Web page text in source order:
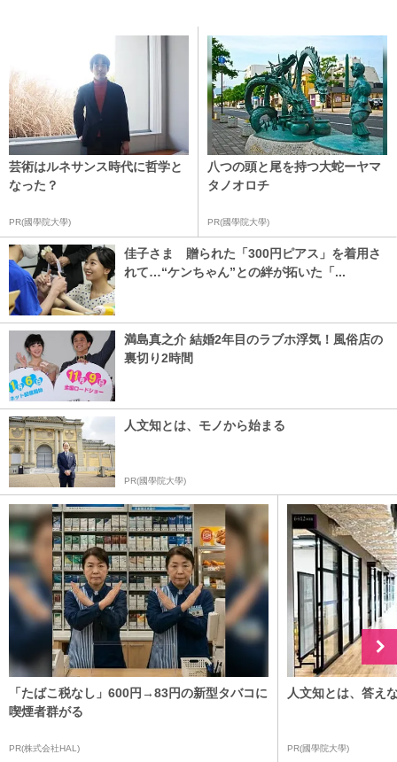
芸術はルネサンス時代に哲学と
なった？
PR(國學院大學)
八つの頭と尾を持つ大蛇ーヤマ
タノオロチ
PR(國學院大學)
佳子さま 贈られた「300円ピアス」を着用さ
れて…“ケンちゃん”との絆が拓いた「...
満島真之介 結婚2年目のラブホ浮気！風俗店の
裏切り2時間
人文知とは、モノから始まる
PR(國學院大學)
「たばこ税なし」600円→83円の新型タバコに
喫煙者群がる
PR(株式会社HAL)
人文知とは、答え
PR(國學院大學)